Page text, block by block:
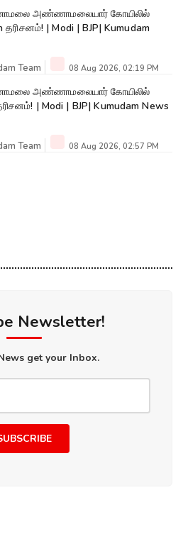
அண்ணாமலையார் கோயிலில்
| Modi | BJP| Kumudam
Team 08 Aug 2026, 02:19 PM
அண்ணாமலையார் கோயிலில்
| Modi | BJP| Kumudam News
Team 08 Aug 2026, 02:57 PM
Newsletter!
get your Inbox.